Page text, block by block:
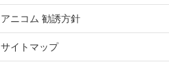
アニコム 勧誘方針
サイトマップ